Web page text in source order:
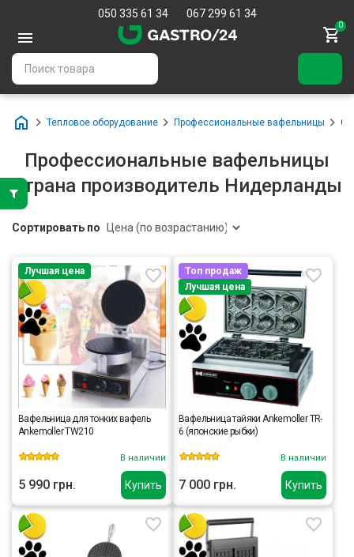
050 335 61 34 067 299 61 34
0
Тепловое оборудование Профессиональные вафельницы
Профессиональные вафельницы
Страна производитель Нидерланды
Сортировать по
Купить
Лучшая цена
Вафельница для тонких вафель
Ankemoller TW210
В наличии
5 990 грн. Купить
Топ продаж
Лучшая цена
Вафельница тайяки Ankemoller TR-
6 (японские рыбки)
В наличии
7 000 грн.